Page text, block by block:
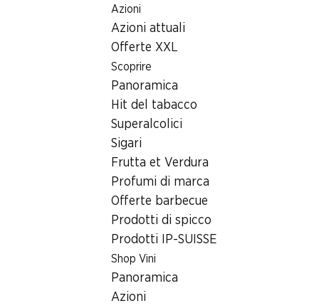
Azioni
Azioni attuali
Offerte XXL
Scoprire
Panoramica
Hit del tabacco
Superalcolici
Sigari
Frutta et Verdura
Profumi di marca
Offerte barbecue
Prodotti di spicco
Prodotti IP-SUISSE
Shop Vini
Panoramica
Azioni
Ricerca di filiale
Filiale Denner Forchstrasse 261, 8032 Zürich
8032 Zürich
Forchstrasse 261, 8032 Zürich
Orari di apertura